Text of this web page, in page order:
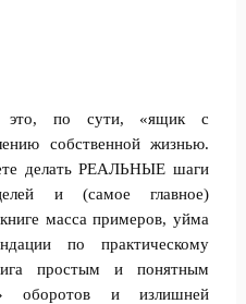
это, по сути, «ящик с
собственной жизнью.
делать РЕАЛЬНЫЕ шаги
и (самое главное)
масса примеров, уйма
по практическому
простым и понятным
оборотов и излишней